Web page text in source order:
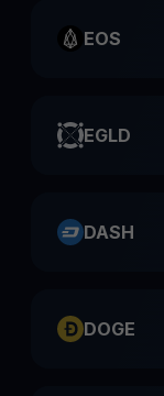
EOS
EGLD
DASH
DOGE